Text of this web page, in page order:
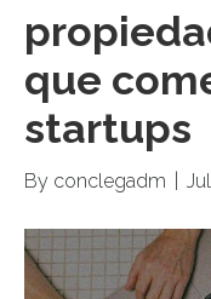
que
startups
By conclegadm